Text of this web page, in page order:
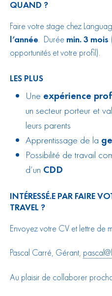
QUAND ?
Faire votre stage chez
l’année. Durée min. 3 mois
opportunités et votre profil).
LES PLUS
Une expérience
un secteur porteur et
leurs parents
Apprentissage de la
Possibilité de travail
d’un CDD
INTÉRESSÉ.E PAR FAIRE
TRAVEL ?
Envoyez votre CV et lettre de
Pascal Carré, Gérant,
Au plaisir de collaborer